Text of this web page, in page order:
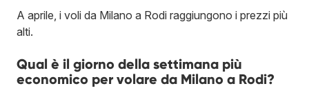
A aprile, i voli da Milano a Rodi raggiungono i prezzi più
alti.
Qual è il giorno della settimana più
economico per volare da Milano a Rodi?